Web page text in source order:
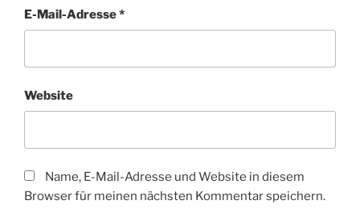
E-Mail-Adresse*
Website
Name, E-Mail-Adresse und Website in diesem
Browser für meinen nächsten Kommentar speichern.